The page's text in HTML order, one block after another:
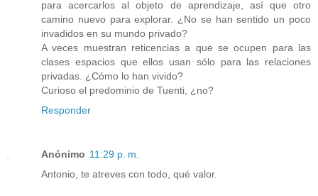
para acercarlos al objeto de aprendizaje, así que otro
camino nuevo para explorar. ¿No se han sentido un poco
invadidos en su mundo privado?
A veces muestran reticencias a que se ocupen para las
clases espacios que ellos usan sólo para las relaciones
privadas. ¿Cómo lo han vivido?
Curioso el predominio de Tuenti, ¿no?
Responder
Anónimo 11:29 p. m.
Antonio, te atreves con todo, qué valor.